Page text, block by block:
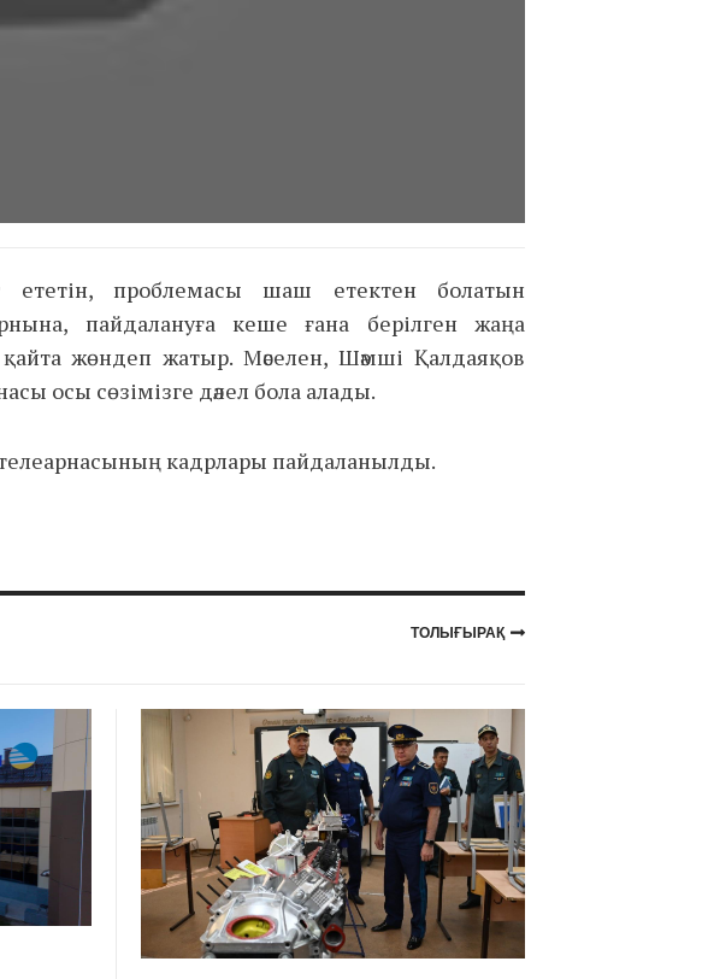
ететін, проблемасы шаш етектен болатын
пайдалануға кеше ғана берілген жаңа
жөндеп жатыр. Мәселен, Шәмші Қалдаяқов
осы сөзімізге дәлел бола алады.
кадрлары пайдаланылды.
ТОЛЫҒЫРАҚ